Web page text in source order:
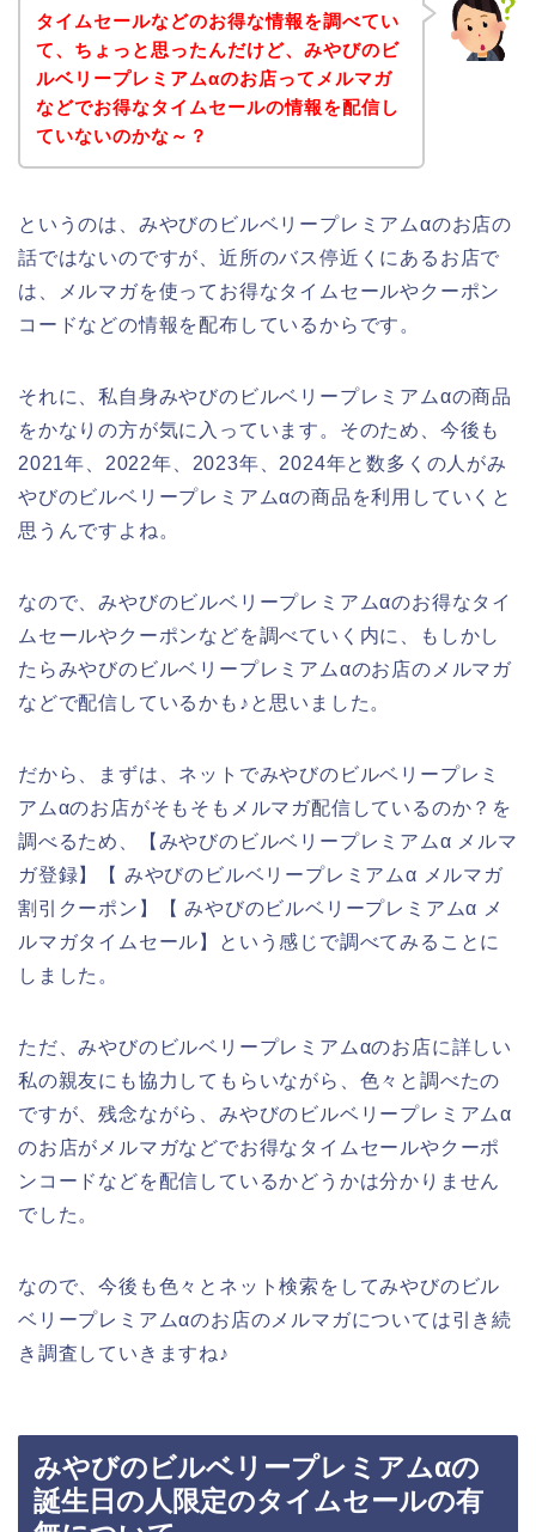
タイムセールなどのお得な情報を調べてい
て、ちょっと思ったんだけど、みやびのビ
ルベリープレミアムαのお店ってメルマガ
などでお得なタイムセールの情報を配信し
ていないのかな～？
というのは、みやびのビルベリープレミアムαのお店の
話ではないのですが、近所のバス停近くにあるお店で
は、メルマガを使ってお得なタイムセールやクーポン
コードなどの情報を配布しているからです。
それに、私自身みやびのビルベリープレミアムαの商品
をかなりの方が気に入っています。そのため、今後も
2021年、2022年、2023年、2024年と数多くの人がみ
やびのビルベリープレミアムαの商品を利用していくと
思うんですよね。
なので、みやびのビルベリープレミアムαのお得なタイ
ムセールやクーポンなどを調べていく内に、もしかし
たらみやびのビルベリープレミアムαのお店のメルマガ
などで配信しているかも♪と思いました。
だから、まずは、ネットでみやびのビルベリープレミ
アムαのお店がそもそもメルマガ配信しているのか？を
調べるため、【みやびのビルベリープレミアムα メルマ
ガ登録】【 みやびのビルベリープレミアムα メルマガ
割引クーポン】【 みやびのビルベリープレミアムα メ
ルマガタイムセール】という感じで調べてみることに
しました。
ただ、みやびのビルベリープレミアムαのお店に詳しい
私の親友にも協力してもらいながら、色々と調べたの
ですが、残念ながら、みやびのビルベリープレミアムα
のお店がメルマガなどでお得なタイムセールやクーポ
ンコードなどを配信しているかどうかは分かりません
でした。
なので、今後も色々とネット検索をしてみやびのビル
ベリープレミアムαのお店のメルマガについては引き続
き調査していきますね♪
みやびのビルベリープレミアムαの
誕生日の人限定のタイムセールの有